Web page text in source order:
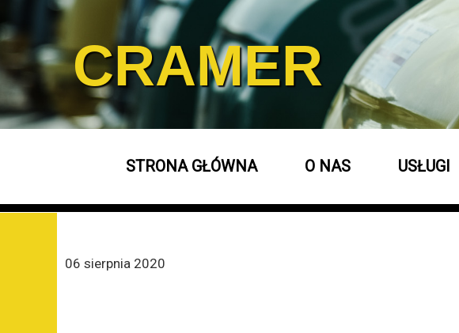
STRONA GŁÓWNA O NAS USŁUGI
CRAMER
06 sierpnia 2020